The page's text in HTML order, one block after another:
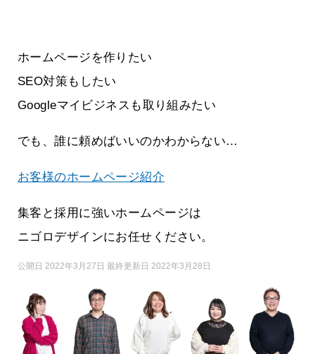
ホームページを作りたい
SEO対策もしたい
Googleマイビジネスも取り組みたい
でも、誰に頼めばいいのかわからない…
お客様のホームページ紹介
集客と採用に強いホームページは
ニゴロデザインにお任せください。
公開日 2022年3月27日 最終更新日 2022年3月28日